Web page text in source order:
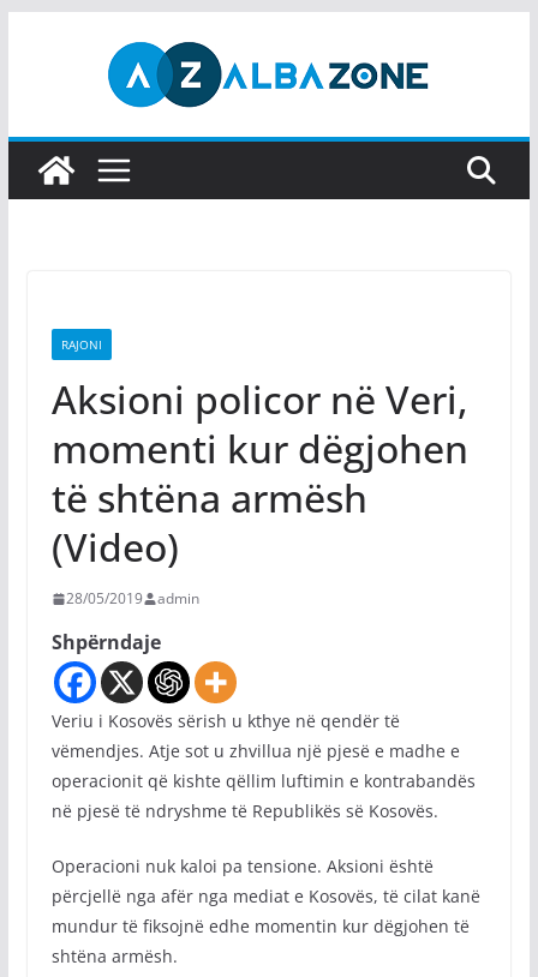
RAJONI
Aksioni policor në Veri,
momenti kur dëgjohen
të shtëna armësh
(Video)
28/05/2019 admin
Shpërndaje
Veriu i Kosovës sërish u kthye në qendër të
vëmendjes. Atje sot u zhvillua një pjesë e madhe e
operacionit që kishte qëllim luftimin e kontrabandës
në pjesë të ndryshme të Republikës së Kosovës.
Operacioni nuk kaloi pa tensione. Aksioni është
përcjellë nga afër nga mediat e Kosovës, të cilat kanë
mundur të fiksojnë edhe momentin kur dëgjohen të
shtëna armësh.